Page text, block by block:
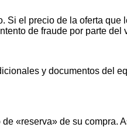
Si el precio de la oferta que
de fraude por parte del
y documentos del
«reserva» de su compra.